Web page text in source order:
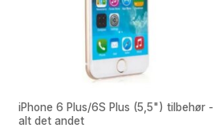
iPhone 6 Plus/6S Plus (5,5") tilbehør -
alt det andet